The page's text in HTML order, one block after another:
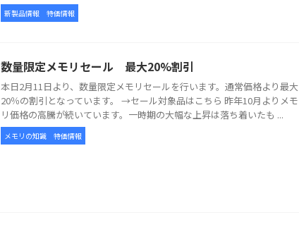
新製品情報 特価情報
数量限定メモリセール 最大20%割引
本日2月11日より、数量限定メモリセールを行います。通常価格より最大
20％の割引となっています。 →セール対象品はこちら 昨年10月よりメモ
リ価格の高騰が続いています。一時期の大幅な上昇は落ち着いたも ...
メモリの知識 特価情報